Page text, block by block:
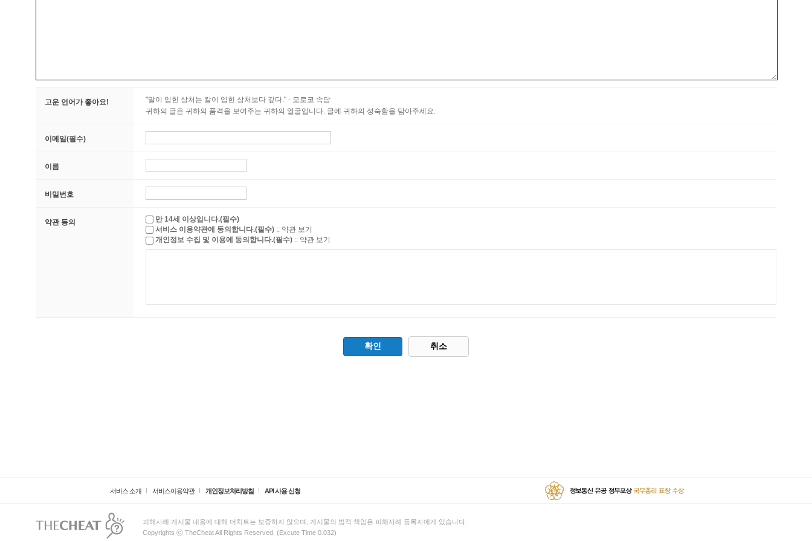
고운 언어가 좋아요!
"말이 입힌 상처는 칼이 입힌 상처보다 깊다." - 모로코 속담
귀하의 글은 귀하의 품격을 보여주는 귀하의 얼굴입니다. 글에 귀하의 성숙함을 담아주세요.
이메일(필수)
이름
비밀번호
약관 동의
만 14세 이상입니다.(필수)
서비스 이용약관에 동의합니다.(필수) :: 약관 보기
개인정보 수집 및 이용에 동의합니다.(필수) :: 약관 보기
취소
서비스 소개 서비스이용약관 개인정보처리방침 API 사용 신청
피해사례 게시물 내용에 대해 더치트는 보증하지 않으며, 게시물의 법적 책임은 피해사례 등록자에게 있습니다.
Copyrights ⓒ TheCheat All Rights Reserved. (Excute Time 0.032)